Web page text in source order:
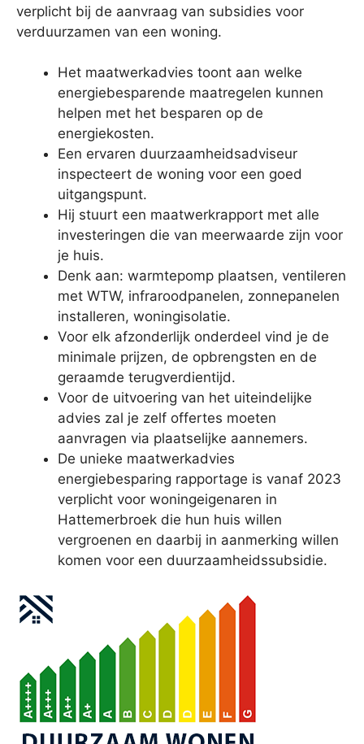
verplicht bij de aanvraag van subsidies voor
verduurzamen van een woning.
Het maatwerkadvies toont aan welke
energiebesparende maatregelen kunnen
helpen met het besparen op de
energiekosten.
Een ervaren duurzaamheidsadviseur
inspecteert de woning voor een goed
uitgangspunt.
Hij stuurt een maatwerkrapport met alle
investeringen die van meerwaarde zijn voor
je huis.
Denk aan: warmtepomp plaatsen, ventileren
met WTW, infraroodpanelen, zonnepanelen
installeren, woningisolatie.
Voor elk afzonderlijk onderdeel vind je de
minimale prijzen, de opbrengsten en de
geraamde terugverdientijd.
Voor de uitvoering van het uiteindelijke
advies zal je zelf offertes moeten
aanvragen via plaatselijke aannemers.
De unieke maatwerkadvies
energiebesparing rapportage is vanaf 2023
verplicht voor woningeigenaren in
Hattemerbroek die hun huis willen
vergroenen en daarbij in aanmerking willen
komen voor een duurzaamheidssubsidie.